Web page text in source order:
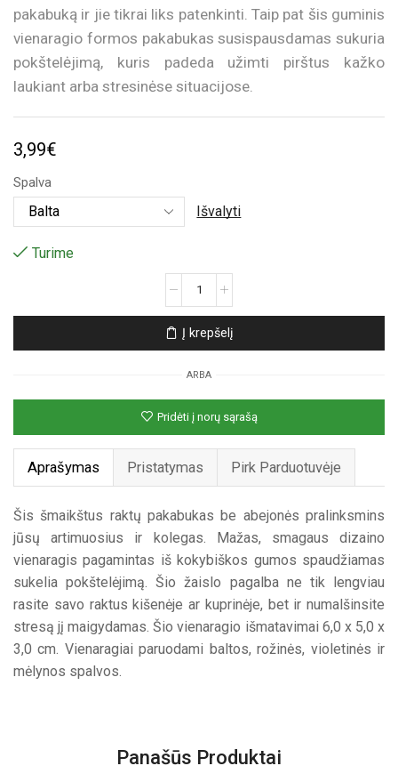
pakabuką ir jie tikrai liks patenkinti. Taip pat šis guminis
vienaragio formos pakabukas susispausdamas sukuria
pokštelėjimą, kuris padeda užimti pirštus kažko
laukiant arba stresinėse situacijose.
3,99€
Spalva
Išvalyti
Turime
Suspaudžiamas
raktų
„Vienaragis“
Į krepšelį
ARBA
Pridėti į norų sąrašą
Aprašymas Pristatymas Pirk Parduotuvėje
Šis šmaikštus raktų pakabukas be abejonės pralinksmins
jūsų artimuosius ir kolegas. Mažas, smagaus dizaino
vienaragis pagamintas iš kokybiškos gumos spaudžiamas
sukelia pokštelėjimą. Šio žaislo pagalba ne tik lengviau
rasite savo raktus kišenėje ar kuprinėje, bet ir numalšinsite
stresą jį maigydamas. Šio vienaragio išmatavimai 6,0 x 5,0 x
3,0 cm. Vienaragiai paruodami baltos, rožinės, violetinės ir
mėlynos spalvos.
Panašūs Produktai